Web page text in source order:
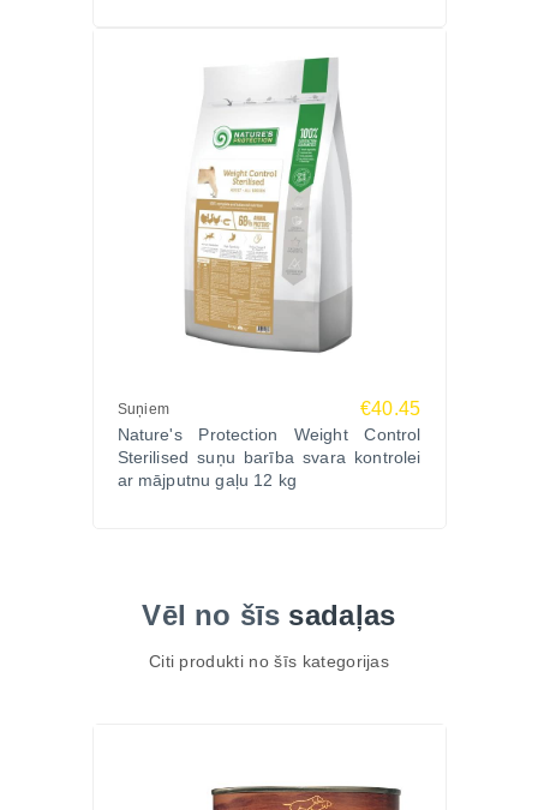
Ko nozīmē bezgraudu suņu barība?
Bezgraudu barība nesatur graudaugus, piemēram,
kviešus vai kukurūzu. Tā vietā tiek izmantoti citi
ogļhidrātu avoti, kas var būt piemērotāki suņiem ar
jutīgu gremošanu vai graudu nepanesību.
Kādas priekšrocības dod laša proteīns suņu barībā?
Lasis ir augstvērtīgs olbaltumvielu avots, kas satur
arī Omega-3 taukskābes. Tās palīdz uzturēt veselīgu
ādu, spīdīgu apmatojumu un veicina suņa vispārējo
Lai izvēlētos piemērotāko
Nature's Protection
Superior Care barību sunim, apskatiet šīs līnijas
produktus Zoopasaule.lv.
HYPOALLERGENIC 1.5kg Zoopasaule.lv un
Suņiem €40.45
Nature's Protection Weight Control
Sterilised suņu barība svara kontrolei
ar mājputnu gaļu 12 kg
Vēl no šīs sadaļas
Citi produkti no šīs kategorijas